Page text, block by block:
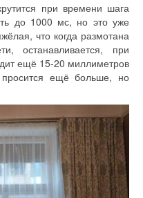
при времени шага
до 1000 мс, но это уже
что когда размотана
останавливается, при
ещё 15-20 миллиметров
ещё больше, но